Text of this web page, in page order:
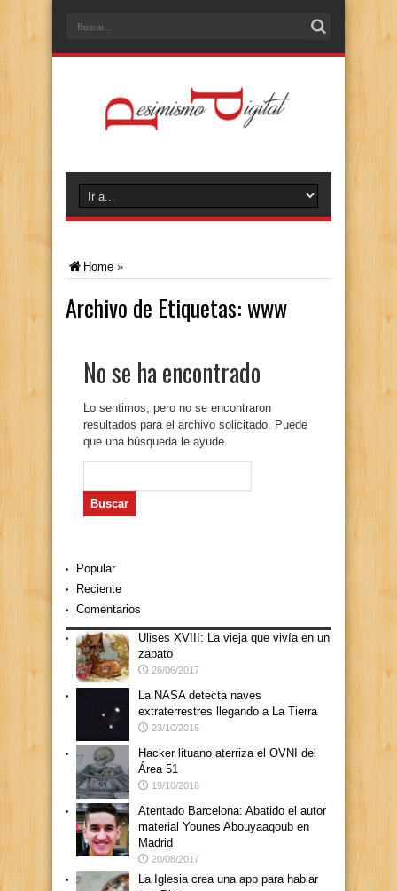
Home »
Archivo de Etiquetas:www
No se ha encontrado
Lo sentimos, pero no se encontraron
resultados para el archivo solicitado. Puede
que una búsqueda le ayude.
Popular
Reciente
Comentarios
Ulises XVIII: La vieja que vivía en un
zapato
26/06/2017
La NASA detecta naves
extraterrestres llegando a La Tierra
23/10/2016
Hacker lituano aterriza el OVNI del
Área 51
19/10/2016
Atentado Barcelona: Abatido el autor
material Younes Abouyaaqoub en
Madrid
20/08/2017
La Iglesia crea una app para hablar